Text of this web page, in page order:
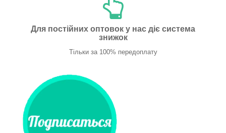
Для постійних оптовок у нас діє система
знижок
Тільки за 100% передоплату